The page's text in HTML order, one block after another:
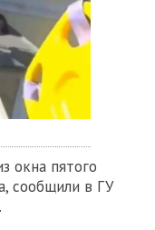
окна пятого
сообщили в ГУ